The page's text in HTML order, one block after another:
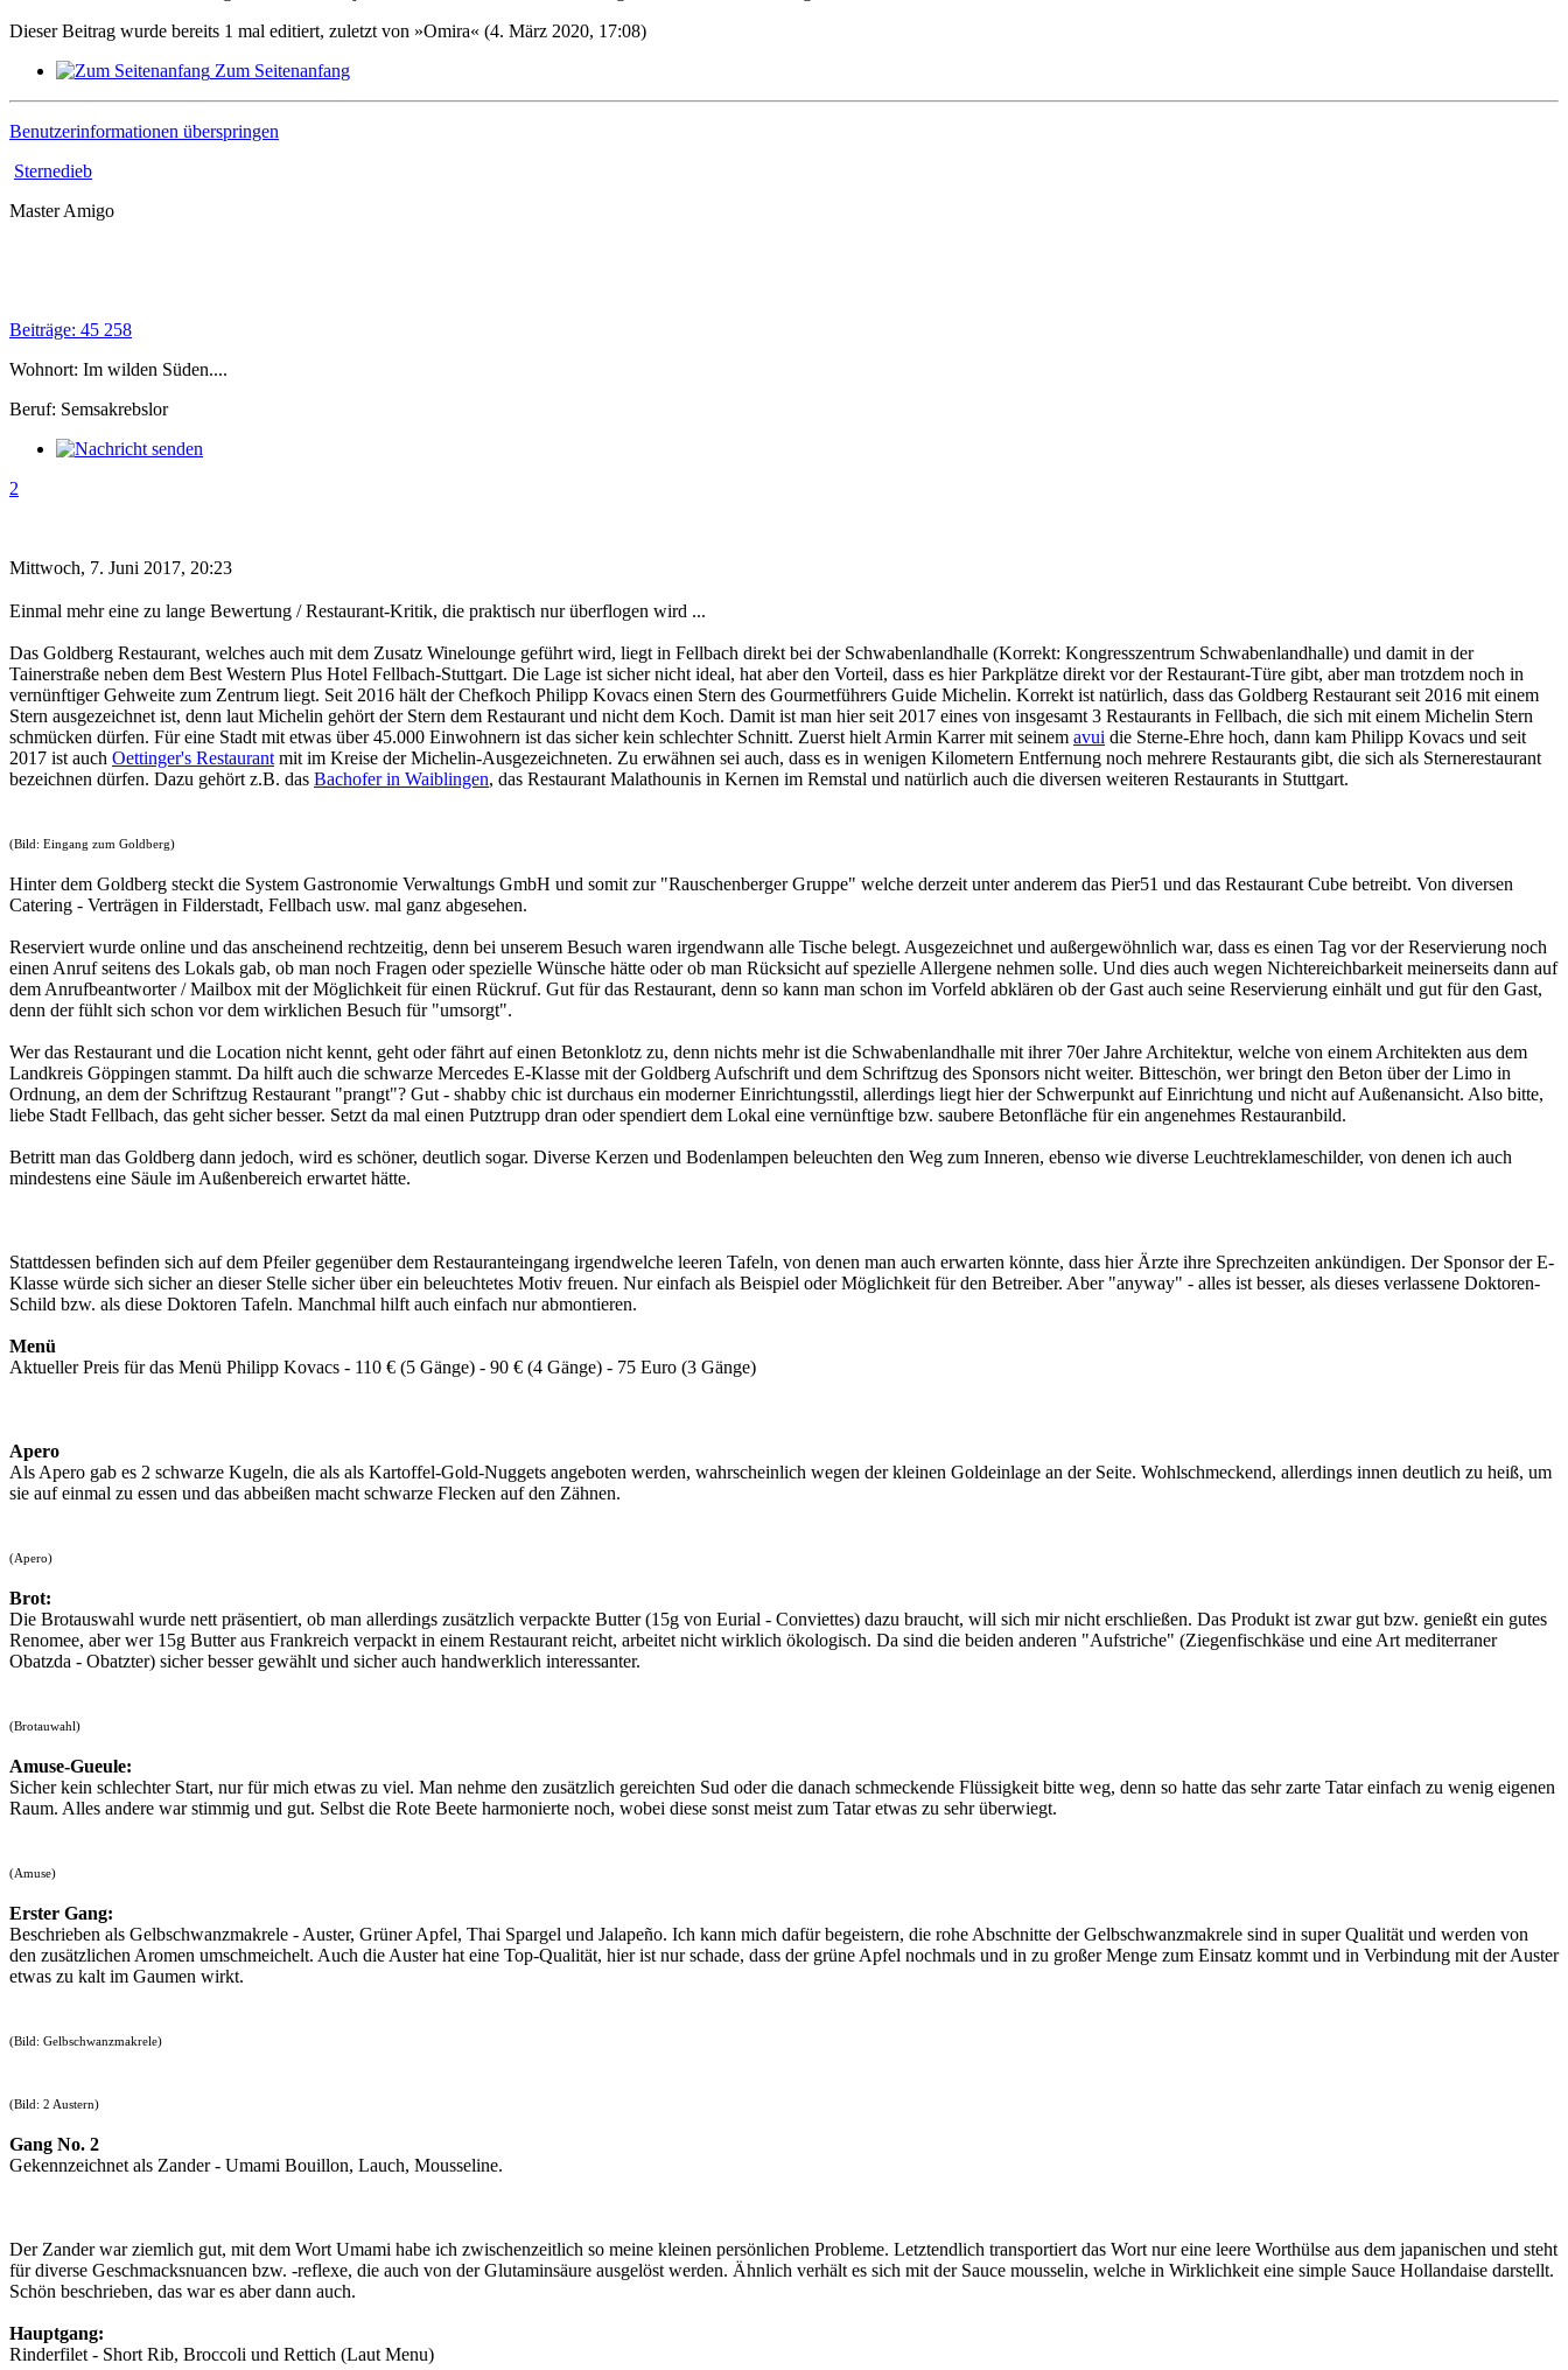
Dieser Beitrag wurde bereits 1 mal editiert, zuletzt von »Omira« (4. März 2020, 17:08)
Zum Seitenanfang
Benutzerinformationen überspringen
Sternedieb
Master Amigo
Beiträge: 45 258
Wohnort: Im wilden Süden....
Beruf: Semsakrebslor
2
Mittwoch, 7. Juni 2017, 20:23
Einmal mehr eine zu lange Bewertung / Restaurant-Kritik, die praktisch nur überflogen wird ...
Das Goldberg Restaurant, welches auch mit dem Zusatz Winelounge geführt wird, liegt in Fellbach direkt bei der Schwabenlandhalle (Korrekt: Kongresszentrum Schwabenlandhalle) und damit in der
Tainerstraße neben dem Best Western Plus Hotel Fellbach-Stuttgart. Die Lage ist sicher nicht ideal, hat aber den Vorteil, dass es hier Parkplätze direkt vor der Restaurant-Türe gibt, aber man trotzdem noch in
vernünftiger Gehweite zum Zentrum liegt. Seit 2016 hält der Chefkoch Philipp Kovacs einen Stern des Gourmetführers Guide Michelin. Korrekt ist natürlich, dass das Goldberg Restaurant seit 2016 mit einem
Stern ausgezeichnet ist, denn laut Michelin gehört der Stern dem Restaurant und nicht dem Koch. Damit ist man hier seit 2017 eines von insgesamt 3 Restaurants in Fellbach, die sich mit einem Michelin Stern
schmücken dürfen. Für eine Stadt mit etwas über 45.000 Einwohnern ist das sicher kein schlechter Schnitt. Zuerst hielt Armin Karrer mit seinem avui die Sterne-Ehre hoch, dann kam Philipp Kovacs und seit
2017 ist auch Oettinger's Restaurant mit im Kreise der Michelin-Ausgezeichneten. Zu erwähnen sei auch, dass es in wenigen Kilometern Entfernung noch mehrere Restaurants gibt, die sich als Sternerestaurant
bezeichnen dürfen. Dazu gehört z.B. das Bachofer in Waiblingen, das Restaurant Malathounis in Kernen im Remstal und natürlich auch die diversen weiteren Restaurants in Stuttgart.
(Bild: Eingang zum Goldberg)
Hinter dem Goldberg steckt die System Gastronomie Verwaltungs GmbH und somit zur "Rauschenberger Gruppe" welche derzeit unter anderem das Pier51 und das Restaurant Cube betreibt. Von diversen
Catering - Verträgen in Filderstadt, Fellbach usw. mal ganz abgesehen.
Reserviert wurde online und das anscheinend rechtzeitig, denn bei unserem Besuch waren irgendwann alle Tische belegt. Ausgezeichnet und außergewöhnlich war, dass es einen Tag vor der Reservierung noch
einen Anruf seitens des Lokals gab, ob man noch Fragen oder spezielle Wünsche hätte oder ob man Rücksicht auf spezielle Allergene nehmen solle. Und dies auch wegen Nichtereichbarkeit meinerseits dann auf
dem Anrufbeantworter / Mailbox mit der Möglichkeit für einen Rückruf. Gut für das Restaurant, denn so kann man schon im Vorfeld abklären ob der Gast auch seine Reservierung einhält und gut für den Gast,
denn der fühlt sich schon vor dem wirklichen Besuch für "umsorgt".
Wer das Restaurant und die Location nicht kennt, geht oder fährt auf einen Betonklotz zu, denn nichts mehr ist die Schwabenlandhalle mit ihrer 70er Jahre Architektur, welche von einem Architekten aus dem
Landkreis Göppingen stammt. Da hilft auch die schwarze Mercedes E-Klasse mit der Goldberg Aufschrift und dem Schriftzug des Sponsors nicht weiter. Bitteschön, wer bringt den Beton über der Limo in
Ordnung, an dem der Schriftzug Restaurant "prangt"? Gut - shabby chic ist durchaus ein moderner Einrichtungsstil, allerdings liegt hier der Schwerpunkt auf Einrichtung und nicht auf Außenansicht. Also bitte,
liebe Stadt Fellbach, das geht sicher besser. Setzt da mal einen Putztrupp dran oder spendiert dem Lokal eine vernünftige bzw. saubere Betonfläche für ein angenehmes Restauranbild.
Betritt man das Goldberg dann jedoch, wird es schöner, deutlich sogar. Diverse Kerzen und Bodenlampen beleuchten den Weg zum Inneren, ebenso wie diverse Leuchtreklameschilder, von denen ich auch
mindestens eine Säule im Außenbereich erwartet hätte.
Stattdessen befinden sich auf dem Pfeiler gegenüber dem Restauranteingang irgendwelche leeren Tafeln, von denen man auch erwarten könnte, dass hier Ärzte ihre Sprechzeiten ankündigen. Der Sponsor der E-
Klasse würde sich sicher an dieser Stelle sicher über ein beleuchtetes Motiv freuen. Nur einfach als Beispiel oder Möglichkeit für den Betreiber. Aber "anyway" - alles ist besser, als dieses verlassene Doktoren-
Schild bzw. als diese Doktoren Tafeln. Manchmal hilft auch einfach nur abmontieren.
Menü
Aktueller Preis für das Menü Philipp Kovacs - 110 € (5 Gänge) - 90 € (4 Gänge) - 75 Euro (3 Gänge)
Apero
Als Apero gab es 2 schwarze Kugeln, die als als Kartoffel-Gold-Nuggets angeboten werden, wahrscheinlich wegen der kleinen Goldeinlage an der Seite. Wohlschmeckend, allerdings innen deutlich zu heiß, um
sie auf einmal zu essen und das abbeißen macht schwarze Flecken auf den Zähnen.
(Apero)
Brot:
Die Brotauswahl wurde nett präsentiert, ob man allerdings zusätzlich verpackte Butter (15g von Eurial - Conviettes) dazu braucht, will sich mir nicht erschließen. Das Produkt ist zwar gut bzw. genießt ein gutes
Renomee, aber wer 15g Butter aus Frankreich verpackt in einem Restaurant reicht, arbeitet nicht wirklich ökologisch. Da sind die beiden anderen "Aufstriche" (Ziegenfischkäse und eine Art mediterraner
Obatzda - Obatzter) sicher besser gewählt und sicher auch handwerklich interessanter.
(Brotauwahl)
Amuse-Gueule:
Sicher kein schlechter Start, nur für mich etwas zu viel. Man nehme den zusätzlich gereichten Sud oder die danach schmeckende Flüssigkeit bitte weg, denn so hatte das sehr zarte Tatar einfach zu wenig eigenen
Raum. Alles andere war stimmig und gut. Selbst die Rote Beete harmonierte noch, wobei diese sonst meist zum Tatar etwas zu sehr überwiegt.
(Amuse)
Erster Gang:
Beschrieben als Gelbschwanzmakrele - Auster, Grüner Apfel, Thai Spargel und Jalapeño. Ich kann mich dafür begeistern, die rohe Abschnitte der Gelbschwanzmakrele sind in super Qualität und werden von
den zusätzlichen Aromen umschmeichelt. Auch die Auster hat eine Top-Qualität, hier ist nur schade, dass der grüne Apfel nochmals und in zu großer Menge zum Einsatz kommt und in Verbindung mit der Auster
etwas zu kalt im Gaumen wirkt.
(Bild: Gelbschwanzmakrele)
(Bild: 2 Austern)
Gang No. 2
Gekennzeichnet als Zander - Umami Bouillon, Lauch, Mousseline.
Der Zander war ziemlich gut, mit dem Wort Umami habe ich zwischenzeitlich so meine kleinen persönlichen Probleme. Letztendlich transportiert das Wort nur eine leere Worthülse aus dem japanischen und steht
für diverse Geschmacksnuancen bzw. -reflexe, die auch von der Glutaminsäure ausgelöst werden. Ähnlich verhält es sich mit der Sauce mousselin, welche in Wirklichkeit eine simple Sauce Hollandaise darstellt.
Schön beschrieben, das war es aber dann auch.
Hauptgang:
Rinderfilet - Short Rib, Broccoli und Rettich (Laut Menu)